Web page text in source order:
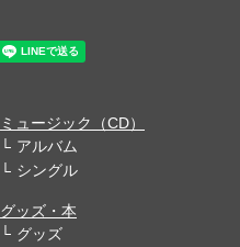
ミュージック（CD）
アルバム
シングル
グッズ・本
グッズ